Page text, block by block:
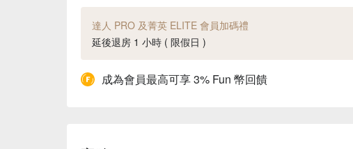
達人 PRO 及菁英 ELITE 會員加碼禮
延後退房 1 小時 ( 限假日 )
成為會員最高可享 3% Fun 幣回饋